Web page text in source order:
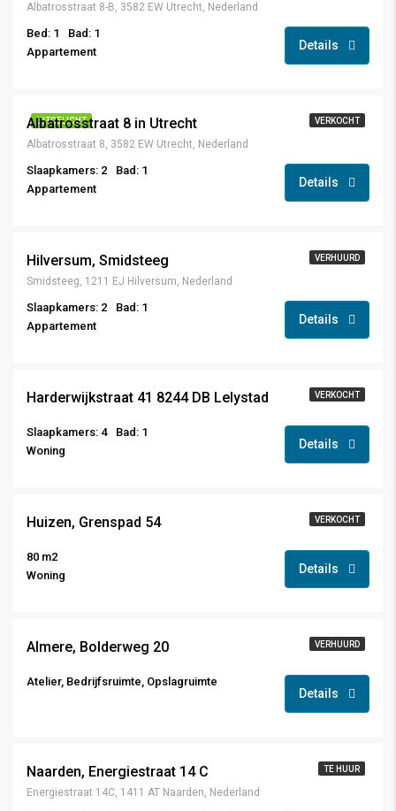
Albatrosstraat 8-B, 3582 EW Utrecht, Nederland
Bed: 1
Bad: 1
Appartement
Details
UITGELICHT VERKOCHT
Albatrosstraat 8 in Utrecht
Albatrosstraat 8, 3582 EW Utrecht, Nederland
Slaapkamers: 2
Bad: 1
Appartement
Details
VERHUURD
Hilversum, Smidsteeg
Smidsteeg, 1211 EJ Hilversum, Nederland
Slaapkamers: 2
Bad: 1
Appartement
Details
VERKOCHT
Harderwijkstraat 41 8244 DB Lelystad
Slaapkamers: 4
Bad: 1
Woning
Details
VERKOCHT
Huizen, Grenspad 54
80 m2
Woning
Details
VERHUURD
Almere, Bolderweg 20
Atelier, Bedrijfsruimte, Opslagruimte
Details
TE HUUR
Naarden, Energiestraat 14 C
Energiestraat 14C, 1411 AT Naarden, Nederland